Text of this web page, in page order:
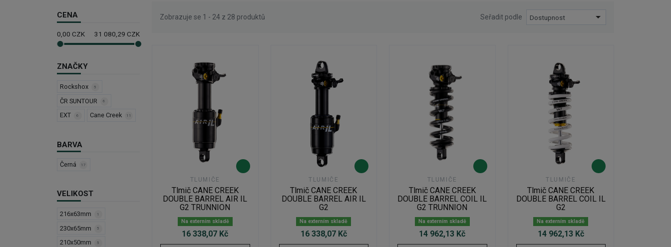
CENA
0,00 CZK 31 080,29 CZK
ZNAČKY
Rockshox 5
ČR SUNTOUR 6
EXT 6 Cane Creek 11
BARVA
Černá 17
VELIKOST
216x63mm 1
230x65mm 5
210x50mm 5
Zobrazuje se 1 - 24 z 28 produktů Seřadit podle Dostupnost
TLUMIČE
Tlmič CANE CREEK
DOUBLE BARREL AIR IL
G2 TRUNNION
Na externím skladě
16 338,07 Kč
TLUMIČE
Tlmič CANE CREEK
DOUBLE BARREL AIR IL
G2
Na externím skladě
16 338,07 Kč
TLUMIČE
Tlmič CANE CREEK
DOUBLE BARREL COIL IL
G2 TRUNNION
Na externím skladě
14 962,13 Kč
TLUMIČE
Tlmič CANE CREEK
DOUBLE BARREL COIL IL
G2
Na externím skladě
14 962,13 Kč